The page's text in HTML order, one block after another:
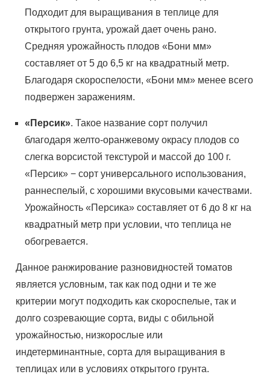
Подходит для выращивания в теплице для
открытого грунта, урожай дает очень рано.
Средняя урожайность плодов «Бони мм»
составляет от 5 до 6,5 кг на квадратный метр.
Благодаря скороспелости, «Бони мм» менее всего
подвержен заражениям.
«Персик». Такое название сорт получил
благодаря желто-оранжевому окрасу плодов со
слегка ворсистой текстурой и массой до 100 г.
«Персик» − сорт универсального использования,
раннеспелый, с хорошими вкусовыми качествами.
Урожайность «Персика» составляет от 6 до 8 кг на
квадратный метр при условии, что теплица не
обогревается.
Данное ранжирование разновидностей томатов
является условным, так как под одни и те же
критерии могут подходить как скороспелые, так и
долго созревающие сорта, виды с обильной
урожайностью, низкорослые или
индетерминантные, сорта для выращивания в
теплицах или в условиях открытого грунта.